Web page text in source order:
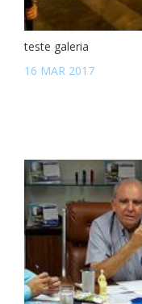
teste galeria
16 MAR 2017